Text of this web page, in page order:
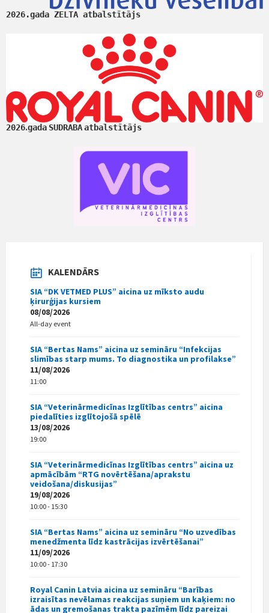
2026.gada ZELTA atbalstītājs
2026.gada SUDRABAatbalstītājs
KALENDĀRS
SIA “DK VETMED PLUS” aicina uz mīksto audu
ķirurģijas kursiem
08/08/2026
All-day event
SIA “Bertas Nams” aicina uz semināru “Infekcijas
slimības starp mums. To diagnostika un profilakse”
11/08/2026
11:00
SIA “Veterinārmedicīnas Izglītības centrs” aicina
piedalīties izglītojošā spēlē
13/08/2026
19:00
SIA “Veterinārmedicīnas Izglītības centrs” aicina uz
apmācībām “RTG novērtēšana/aprakstu
veidošana/diskusijas”
19/08/2026
10:00 - 15:30
SIA “Bertas Nams” aicina uz semināru “No uzvedības
menedžmenta līdz kastrācijas izvērtēšanai”
11/09/2026
10:00 - 17:30
Royal Canin Latvia aicina uz semināru “Barības
izraisītas nevēlamas reakcijas suņiem un kaķiem: no
ādas un gremošanas trakta pazīmēm līdz pareizai